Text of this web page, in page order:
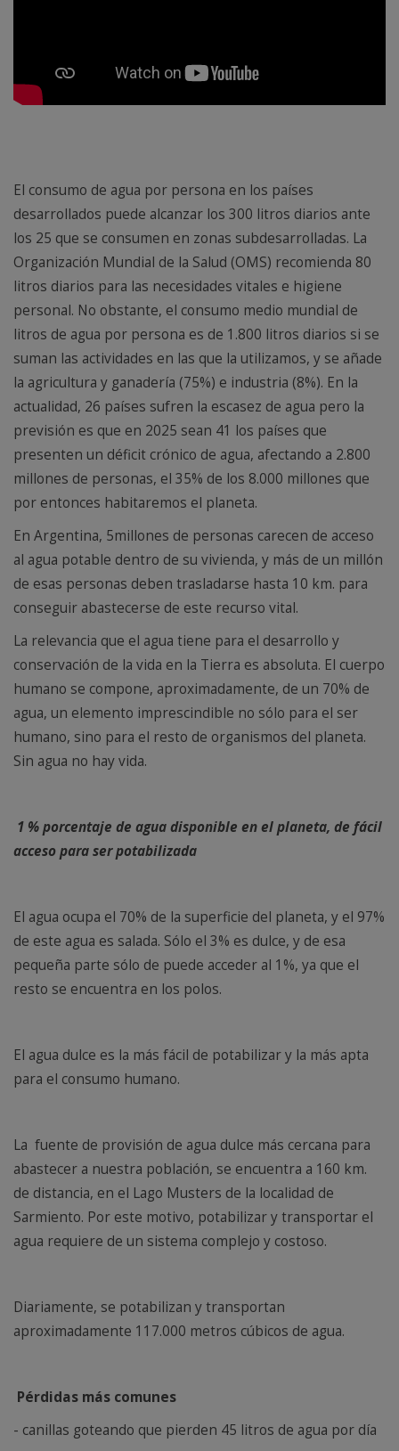
El consumo de agua por persona en los países
desarrollados puede alcanzar los 300 litros diarios ante
los 25 que se consumen en zonas subdesarrolladas. La
Organización Mundial de la Salud (OMS) recomienda 80
litros diarios para las necesidades vitales e higiene
personal. No obstante, el consumo medio mundial de
litros de agua por persona es de 1.800 litros diarios si se
suman las actividades en las que la utilizamos, y se añade
la agricultura y ganadería (75%) e industria (8%). En la
actualidad, 26 países sufren la escasez de agua pero la
previsión es que en 2025 sean 41 los países que
presenten un déficit crónico de agua, afectando a 2.800
millones de personas, el 35% de los 8.000 millones que
por entonces habitaremos el planeta.
En Argentina, 5millones de personas carecen de acceso
al agua potable dentro de su vivienda, y más de un millón
de esas personas deben trasladarse hasta 10 km. para
conseguir abastecerse de este recurso vital.
La relevancia que el agua tiene para el desarrollo y
conservación de la vida en la Tierra es absoluta. El cuerpo
humano se compone, aproximadamente, de un 70% de
agua, un elemento imprescindible no sólo para el ser
humano, sino para el resto de organismos del planeta.
Sin agua no hay vida.
1 % porcentaje de agua disponible en el planeta, de fácil
acceso para ser potabilizada
El agua ocupa el 70% de la superficie del planeta, y el 97%
de este agua es salada. Sólo el 3% es dulce, y de esa
pequeña parte sólo de puede acceder al 1%, ya que el
resto se encuentra en los polos.
El agua dulce es la más fácil de potabilizar y la más apta
para el consumo humano.
La fuente de provisión de agua dulce más cercana para
abastecer a nuestra población, se encuentra a 160 km.
de distancia, en el Lago Musters de la localidad de
Sarmiento. Por este motivo, potabilizar y transportar el
agua requiere de un sistema complejo y costoso.
Diariamente, se potabilizan y transportan
aproximadamente 117.000 metros cúbicos de agua.
Pérdidas más comunes
- canillas goteando que pierden 45 litros de agua por día